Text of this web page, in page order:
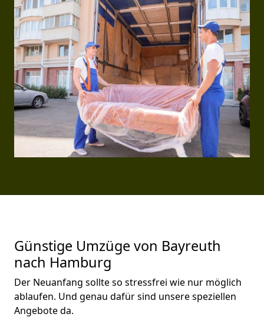
Günstige Umzüge von Bayreuth
nach Hamburg
Der Neuanfang sollte so stressfrei wie nur möglich
ablaufen. Und genau dafür sind unsere speziellen
Angebote da.